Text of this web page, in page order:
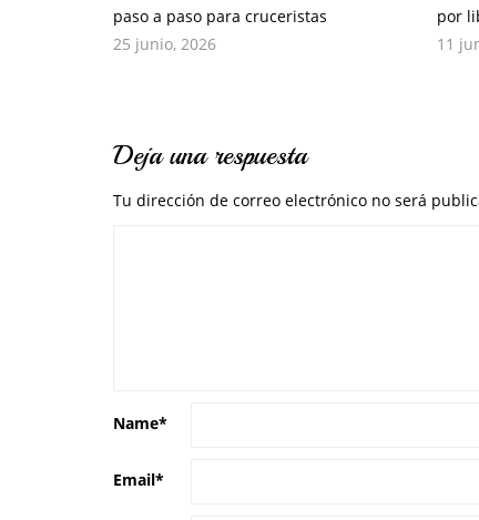
paso a paso para cruceristas
25 junio, 2026
por
11
Deja una respuesta
Tu dirección de correo electrónico no será
Name*
Email*